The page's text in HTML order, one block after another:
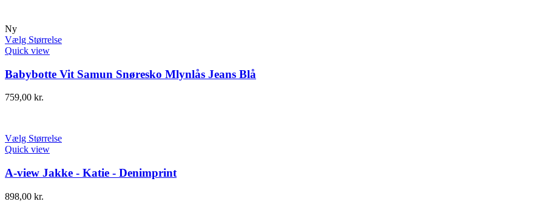
Ny
Vælg Størrelse
Quick view
Babybotte Vit Samun Snøresko Mlynlås Jeans Blå
759,00 kr.
Vælg Størrelse
Quick view
A-view Jakke - Katie - Denimprint
898,00 kr.